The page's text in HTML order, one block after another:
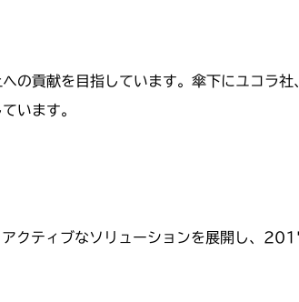
の貢献を目指しています。傘下にユコラ社
います。
クティブなソリューションを展開し、